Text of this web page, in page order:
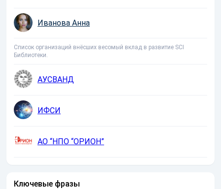
Иванова Анна
Список организаций внёсших весомый вклад в развитие SCI
Библиотеки.
АУСВАНД
ИФСИ
АО “НПО “ОРИОН”
Ключевые фразы